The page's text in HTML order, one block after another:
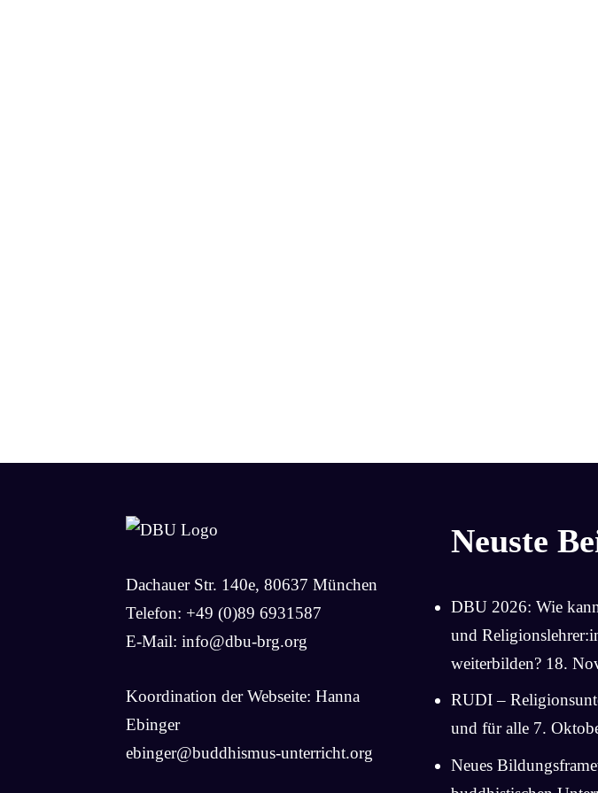
Dachauer Str. 140e, 80637 München
Telefon: +49 (0)89 6931587
E-Mail: info@dbu-brg.org
Koordination der Webseite: Hanna
Ebinger
ebinger@buddhismus-unterricht.org
Neuste
DBU 2026: Wie
und
weiterbilden? 18.
RUDI –
und für alle 7.
Neues